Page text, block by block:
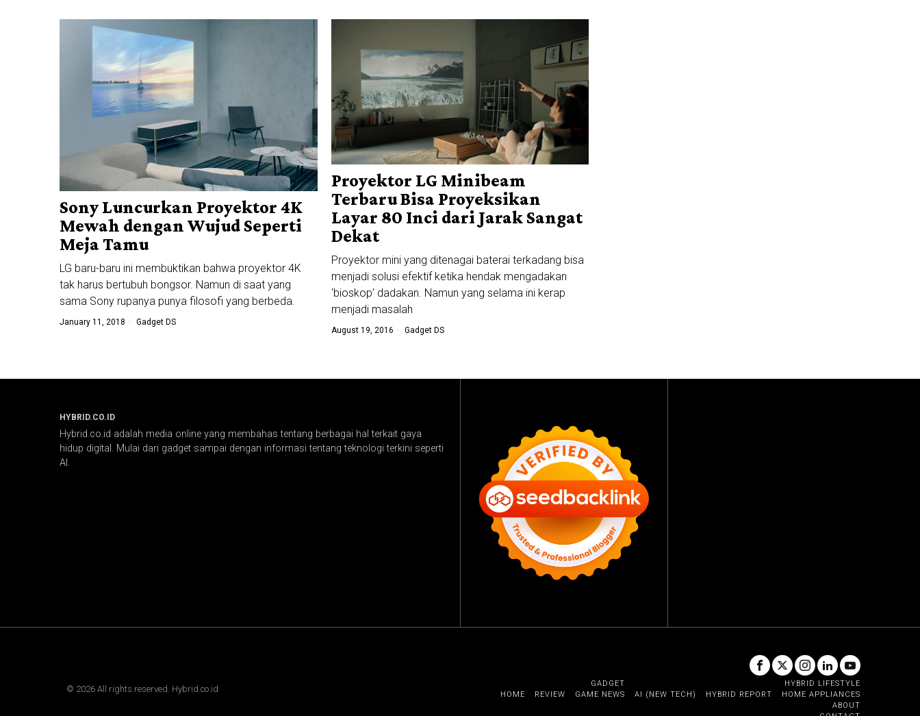
Sony Luncurkan Proyektor 4K
Mewah dengan Wujud Seperti
Meja Tamu
LG baru-baru ini membuktikan bahwa proyektor 4K
tak harus bertubuh bongsor. Namun di saat yang
sama Sony rupanya punya filosofi yang berbeda.
January 11, 2018 Gadget DS
Proyektor LG Minibeam
Terbaru Bisa Proyeksikan
Layar 80 Inci dari Jarak Sangat
Dekat
Proyektor mini yang ditenagai baterai terkadang bisa
menjadi solusi efektif ketika hendak mengadakan
‘bioskop’ dadakan. Namun yang selama ini kerap
menjadi masalah
August 19, 2016 Gadget DS
HYBRID.CO.ID
Hybrid.co.id adalah media online yang membahas tentang berbagai hal terkait gaya
hidup digital. Mulai dari gadget sampai dengan informasi tentang teknologi terkini seperti
AI.
© 2026 All rights reserved. Hybrid.co.id
HOME
GADGET
REVIEW
GAME NEWS AI (NEW TECH) HYBRID REPORT
HYBRID LIFESTYLE
HOME APPLIANCES
ABOUT